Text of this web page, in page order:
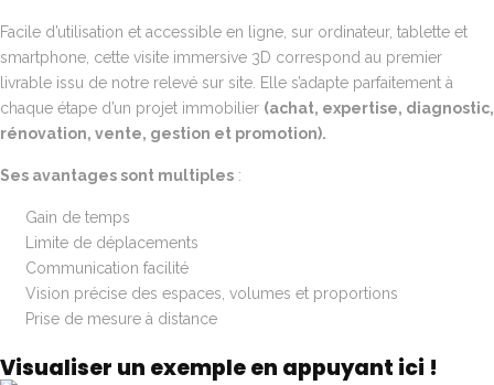
Facile d’utilisation et accessible en ligne, sur ordinateur, tablette et
smartphone, cette visite immersive 3D correspond au premier
livrable issu de notre relevé sur site. Elle s’adapte parfaitement à
chaque étape d’un projet immobilier (achat, expertise, diagnostic,
rénovation, vente, gestion et promotion).
Ses avantages sont multiples :
Gain de temps
Limite de déplacements
Communication facilité
Vision précise des espaces, volumes et proportions
Prise de mesure à distance
Visualiser un exemple en appuyant ici !